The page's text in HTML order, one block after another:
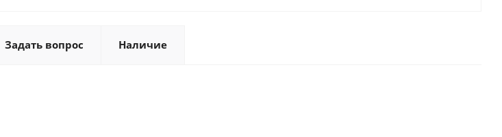
Задать вопрос Наличие